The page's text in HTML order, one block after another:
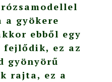
a gyökere
ebből egy
fejlődik, ez az
gyönyörű
rajta, ez a